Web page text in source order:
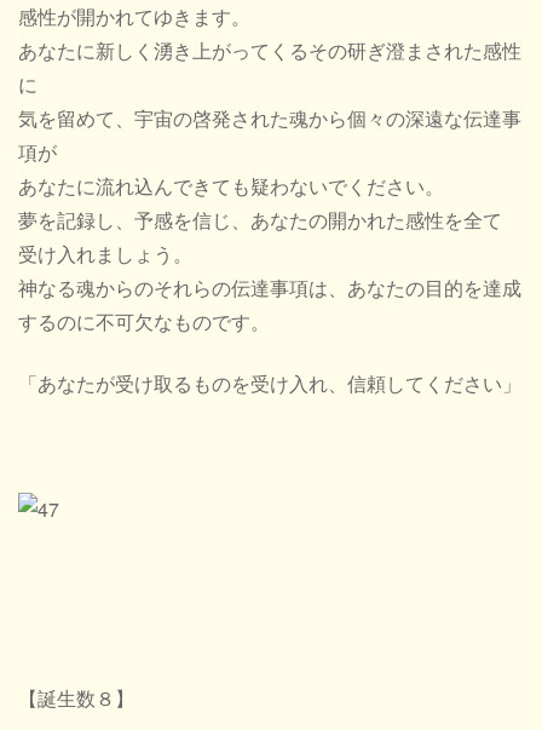
感性が開かれてゆきます。
あなたに新しく湧き上がってくるその研ぎ澄まされた感性
に
気を留めて、宇宙の啓発された魂から個々の深遠な伝達事
項が
あなたに流れ込んできても疑わないでください。
夢を記録し、予感を信じ、あなたの開かれた感性を全て
受け入れましょう。
神なる魂からのそれらの伝達事項は、あなたの目的を達成
するのに不可欠なものです。
「あなたが受け取るものを受け入れ、信頼してください」
【誕生数８】